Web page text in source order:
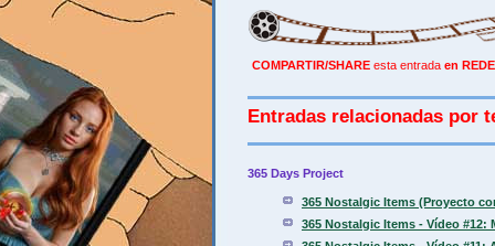
COMPARTIR/SHARE esta entrada en
Entradas relacionadas por
365 Days Project
365 Nostalgic Items (Proyecto
365 Nostalgic Items - Vídeo #12: